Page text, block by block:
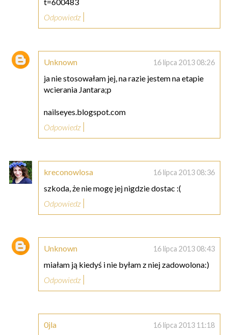
Odpowiedz
Unknown 16 lipca 2013 08:26
ja nie stosowałam jej, na razie jestem na etapie
wcierania Jantara;p
nailseyes.blogspot.com
Odpowiedz
kreconowlosa 16 lipca 2013 08:36
szkoda, że nie mogę jej nigdzie dostac :(
Odpowiedz
Unknown 16 lipca 2013 08:43
miałam ją kiedyś i nie byłam z niej zadowolona:)
Odpowiedz
0jla 16 lipca 2013 11:18